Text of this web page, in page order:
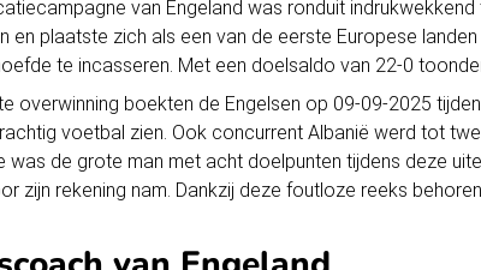
van Engeland was ronduit
en plaatste zich als een van de eerste Europese
te incasseren. Met een doelsaldo van 22-0
overwinning boekten de Engelsen op 09-09-2025
voetbal zien. Ook concurrent Albanië werd tot
was de grote man met acht doelpunten tijdens deze
zijn rekening nam. Dankzij deze foutloze reeks